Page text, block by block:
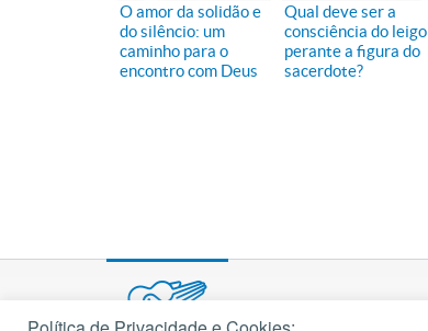
O amor da solidão e
do silêncio: um
caminho para o
encontro com Deus
Qual deve ser a
consciência do leigo
perante a figura do
sacerdote?